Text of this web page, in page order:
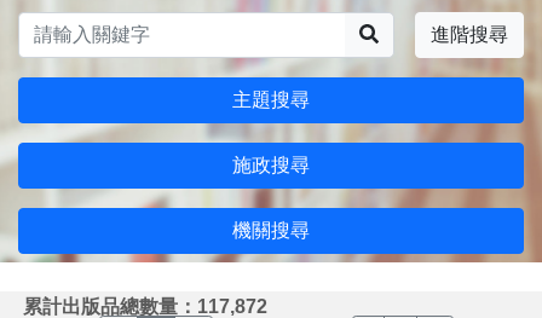
進階搜尋
主題搜尋
施政搜尋
機關搜尋
累計出版品總數量：117,872